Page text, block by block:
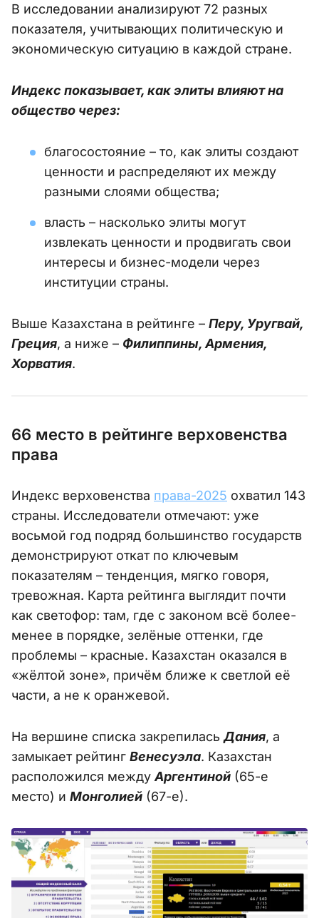
В исследовании анализируют 72 разных
показателя, учитывающих политическую и
экономическую ситуацию в каждой стране.
Индекс показывает, как элиты влияют на
общество через:
благосостояние – то, как элиты создают
ценности и распределяют их между
разными слоями общества;
власть – насколько элиты могут
извлекать ценности и продвигать свои
интересы и бизнес-модели через
институции страны.
Выше Казахстана в рейтинге – Перу, Уругвай,
Греция, а ниже – Филиппины, Армения,
Хорватия.
66 место в рейтинге верховенства
права
Индекс верховенства права-2025 охватил 143
страны. Исследователи отмечают: уже
восьмой год подряд большинство государств
демонстрируют откат по ключевым
показателям – тенденция, мягко говоря,
тревожная. Карта рейтинга выглядит почти
как светофор: там, где с законом всё более-
менее в порядке, зелёные оттенки, где
проблемы – красные. Казахстан оказался в
«жёлтой зоне», причём ближе к светлой её
части, а не к оранжевой.
На вершине списка закрепилась Дания, а
замыкает рейтинг Венесуэла. Казахстан
расположился междуАргентиной (65-е
место) и Монголией (67-е).